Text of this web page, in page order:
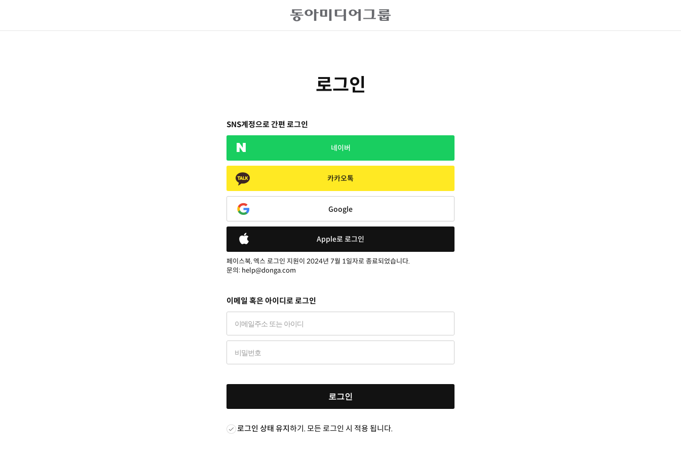
로그인
SNS계정으로 간편 로그인
네이버
카카오톡
Google
Apple로 로그인
페이스북, 엑스 로그인 지원이 2024년 7월 1일자로 종료되었습니다.
문의: help@donga.com
이메일 혹은 아이디로 로그인
로그인
로그인 상태 유지하기. 모든 로그인 시 적용 됩니다.